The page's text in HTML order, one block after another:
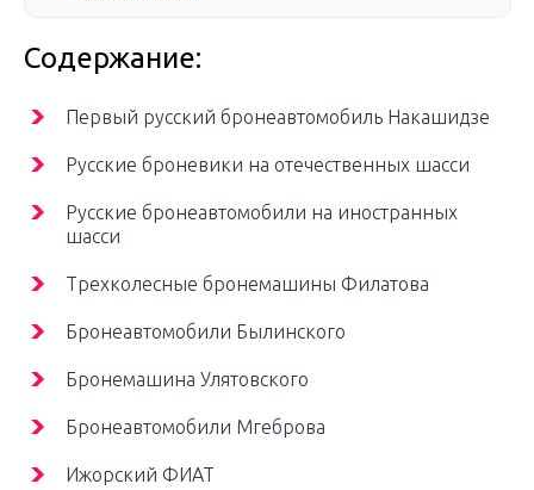
Содержание:
Первый русский бронеавтомобиль Накашидзе
Русские броневики на отечественных шасси
Русские бронеавтомобили на иностранных
шасси
Трехколесные бронемашины Филатова
Бронеавтомобили Былинского
Бронемашина Улятовского
Бронеавтомобили Мгеброва
Ижорский ФИАТ